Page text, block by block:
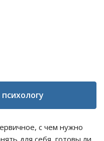
с чем нужно
для себя, готовы ли